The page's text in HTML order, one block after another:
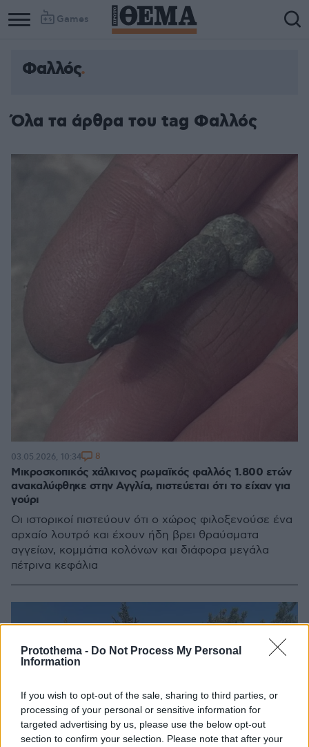
Protothema - Do Not Process My Personal
Information
If you wish to opt-out of the sale, sharing to third parties, or
processing of your personal or sensitive information for
targeted advertising by us, please use the below opt-out
section to confirm your selection. Please note that after your
Games
Φαλλός
Όλα τα άρθρα του tag Φαλλός
Μικροσκοπικός χάλκινος ρωμαϊκός φαλλός 1.800 ετών
ανακαλύφθηκε στην Αγγλία, πιστεύεται ότι το είχαν για
γούρι
Οι ιστορικοί πιστεύουν ότι ο χώρος φιλοξενούσε ένα
αρχαίο λουτρό και έχουν ήδη βρει θραύσματα
αγγείων, κομμάτια κολόνων και διάφορα μεγάλα
πέτρινα κεφάλια
03.05.2026, 10:34 8